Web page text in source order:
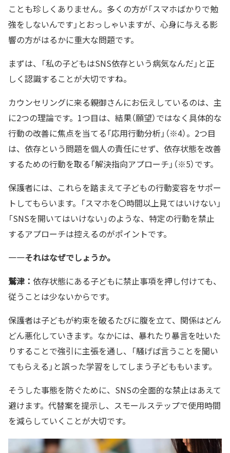
ことも珍しくありません。多くの方が「スマホばかりで勉
強をしないんです」とおっしゃいますが、心身に与える影
響の方がはるかに重大な問題です。
まずは、「私の子どもはSNS依存という病気なんだ」と正
しく認識することが大切ですね。
カウンセリングに来る親御さんにお伝えしているのは、主
に2つの理論です。1つ目は、結果（願望）ではなく具体的な
行動の改善に焦点を当てる「応用行動分析」（※4）。2つ目
は、依存という問題を個人の責任にせず、依存状態を改善
するための行動を取る「解決指向アプローチ」（※5）です。
保護者には、これらを踏まえて子どもの行動変容をサポー
トしてもらいます。「スマホを〇時間以上見てはいけない」
「SNSを開いてはいけない」のような、特定の行動を禁止
するアプローチは控えるのがポイントです。
—―それはなぜでしょうか。
鷲津： 依存状態にある子どもに禁止事項を押し付けても、
従うことは少ないからです。
保護者は子どもが約束を破るたびに腹を立て、関係はどん
どん悪化していきます。なかには、暴れたり暴言を吐いた
りすることで強引に主張を通し、「騒げば言うことを聞い
てもらえる」と誤った学習をしてしまう子どももいます。
そうした事態を防ぐために、SNSの全面的な禁止はあえて
避けます。代替案を提示し、スモールステップで使用時間
を減らしていくことが大切です。